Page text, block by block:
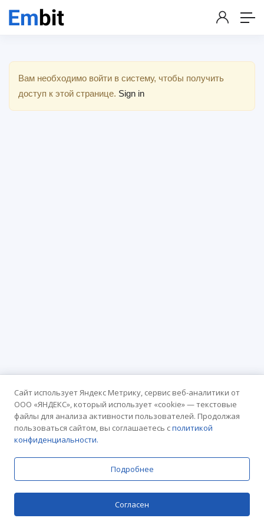
Вам необходимо войти в систему, чтобы получить
доступ к этой странице. Sign in
Сайт использует Яндекс Метрику, сервис веб-аналитики от
ООО «ЯНДЕКС», который использует «cookie» — текстовые
файлы для анализа активности пользователей. Продолжая
пользоваться сайтом, вы соглашаетесь сполитикой
конфиденциальности.
Подробнее
Согласен